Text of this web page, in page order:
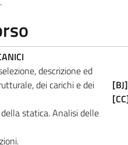
descrizione ed
dei carichi e dei
statica. Analisi delle